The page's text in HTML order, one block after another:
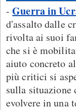
-Guerra in
d'assalto dalle
rivolta ai suoi
che si è
aiuto concreto
più critici si
sulla situazione
evolvere in una